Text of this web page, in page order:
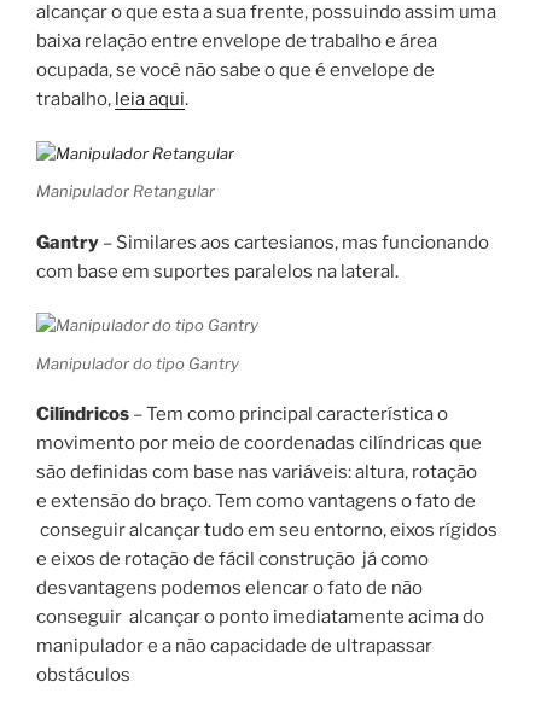
alcançar o que esta a sua frente, possuindo assim uma
baixa relação entre envelope de trabalho e área
ocupada, se você não sabe o que é envelope de
trabalho, leia aqui.
Manipulador Retangular
Gantry – Similares aos cartesianos, mas funcionando
com base em suportes paralelos na lateral.
Manipulador do tipo Gantry
Cilíndricos – Tem como principal característica o
movimento por meio de coordenadas cilíndricas que
são definidas com base nas variáveis: altura, rotação
e extensão do braço. Tem como vantagens o fato de
conseguir alcançar tudo em seu entorno, eixos rígidos
e eixos de rotação de fácil construção já como
desvantagens podemos elencar o fato de não
conseguir alcançar o ponto imediatamente acima do
manipulador e a não capacidade de ultrapassar
obstáculos